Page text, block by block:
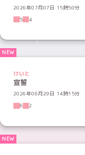
2026年07月07日 15時50分
5
4
けいと
宣誓
2026年06月29日 14時15分
6
2